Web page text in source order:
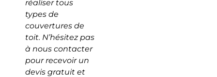
réaliser tous
types de
couvertures de
toit. N’hésitez pas
à nous contacter
pour recevoir un
devis gratuit et